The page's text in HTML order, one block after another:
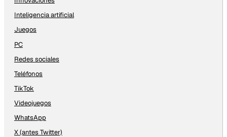
Inteligencia artificial
Juegos
PC
Redes sociales
Teléfonos
TikTok
Videojuegos
WhatsApp
X (antes Twitter)